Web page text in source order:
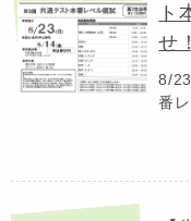
ト
せ！
8/
番